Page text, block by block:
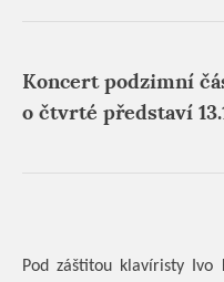
Koncert podzimní
o čtvrté představí
Pod záštitou klavíristy Ivo